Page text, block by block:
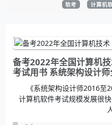
软考 计算机
备考2022年全国计算机
考试用书 系统架构设计
《系统架构设计师2016
计算机软件考试规模发展很